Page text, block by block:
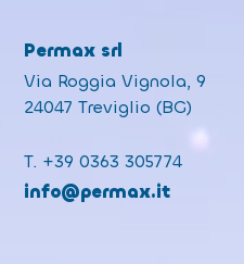
Permax srl
Via Roggia Vignola, 9
24047 Treviglio (BG)
T. +39 0363 305774
info@permax.it